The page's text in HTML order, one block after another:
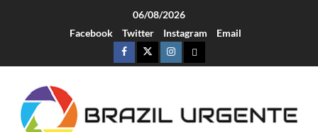
06/08/2026
Facebook
Twitter Instagram Email